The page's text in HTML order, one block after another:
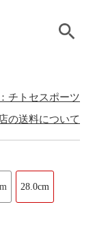
チトセスポーツ
の送料について
28.0cm